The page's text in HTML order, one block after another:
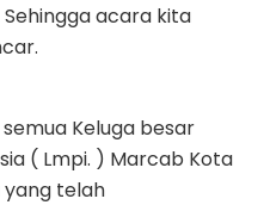
acara kita
Keluga besar
( Lmpi. ) Marcab Kota
yang telah